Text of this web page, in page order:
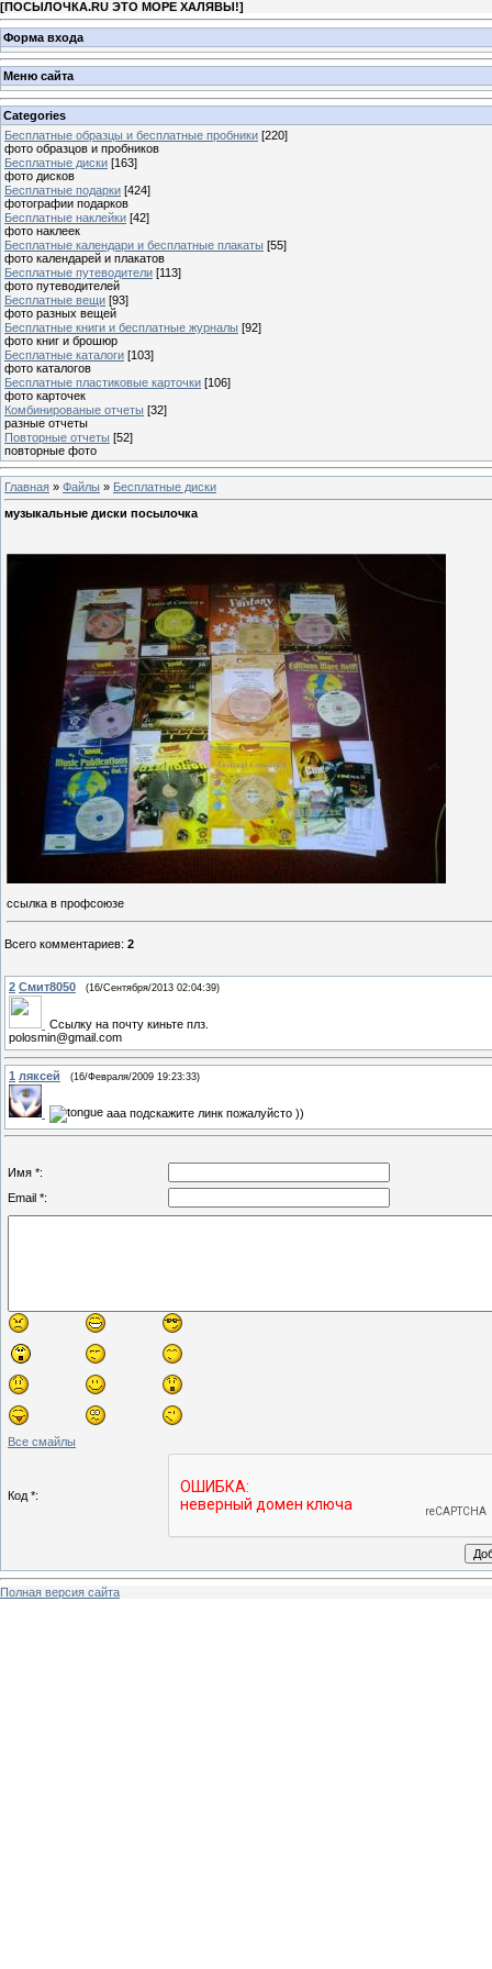
[ПОСЫЛОЧКА.RU ЭТО МОРЕ ХАЛЯВЫ!]
Форма входа
Меню сайта
Categories
Бесплатные образцы и бесплатные пробники [220]
фото образцов и пробников
Бесплатные диски [163]
фото дисков
Бесплатные подарки [424]
фотографии подарков
Бесплатные наклейки [42]
фото наклеек
Бесплатные календари и бесплатные плакаты [55]
фото календарей и плакатов
Бесплатные путеводители [113]
фото путеводителей
Бесплатные вещи [93]
фото разных вещей
Бесплатные книги и бесплатные журналы [92]
фото книг и брошюр
Бесплатные каталоги [103]
фото каталогов
Бесплатные пластиковые карточки [106]
фото карточек
Комбинированые отчеты [32]
разные отчеты
Повторные отчеты [52]
повторные фото
Главная » Файлы » Бесплатные диски
музыкальные диски посылочка
ссылка в профсоюзе
Всего комментариев: 2
2 Смит8050 (16/Сентября/2013 02:04:39)
Ссылку на почту киньте плз.
polosmin@gmail.com
1 ляксей (16/Февраля/2009 19:23:33)
ааа подскажите линк пожалуйсто ))
Имя *:
Email *:
Все смайлы
Код *:
Полная версия сайта